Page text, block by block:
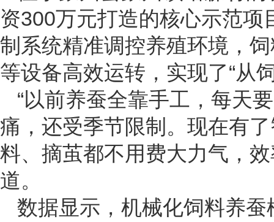
资300万元打造的核心示范
制系统精准调控养殖环境，
等设备高效运转，实现了“从
“以前养蚕全靠手工，每天
痛，还受季节限制。现在有
料、摘茧都不用费大力气，
道。
数据显示，机械化饲料养